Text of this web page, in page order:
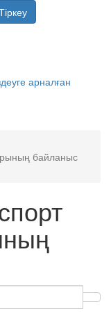
байланыс